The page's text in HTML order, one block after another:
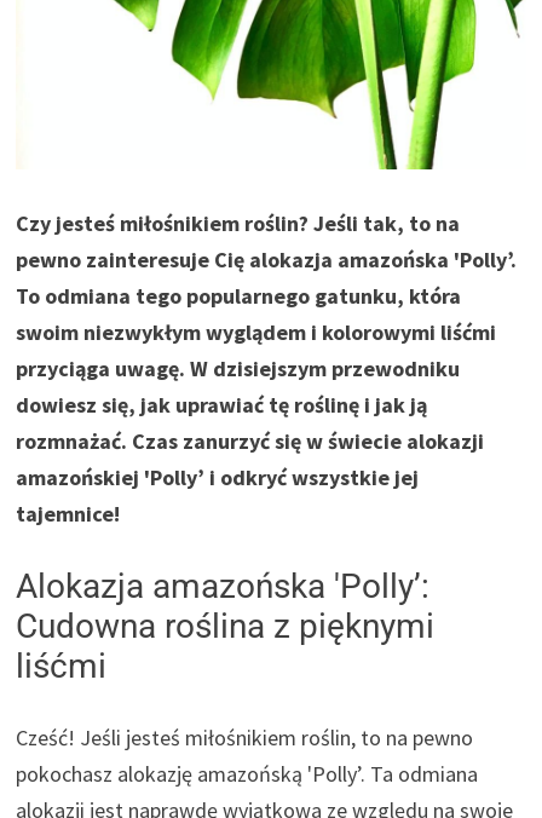
Czy jesteś miłośnikiem roślin? Jeśli tak, to na
pewno zainteresuje Cię alokazja amazońska 'Polly’.
To odmiana tego popularnego gatunku, która
swoim niezwykłym wyglądem i kolorowymi liśćmi
przyciąga uwagę. W dzisiejszym przewodniku
dowiesz się, jak uprawiać tę roślinę i jak ją
rozmnażać. Czas zanurzyć się w świecie alokazji
amazońskiej 'Polly’ i odkryć wszystkie jej
tajemnice!
Alokazja amazońska 'Polly’:
Cudowna roślina z pięknymi
liśćmi
Cześć! Jeśli jesteś miłośnikiem roślin, to na pewno
pokochasz alokazję amazońską 'Polly’. Ta odmiana
alokazji jest naprawdę wyjątkowa ze względu na swoje